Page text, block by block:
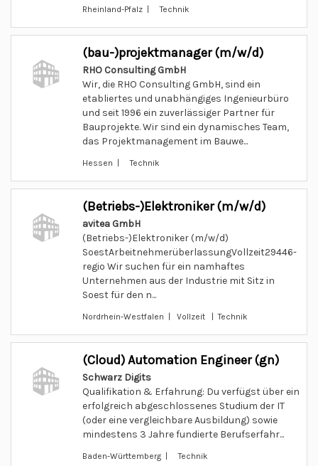
Rheinland-Pfalz | Technik
(bau-)projektmanager (m/w/d)
RHO Consulting GmbH
Wir, die RHO Consulting GmbH, sind ein
etabliertes und unabhängiges Ingenieurbüro
und seit 1996 ein zuverlässiger Partner für
Bauprojekte. Wir sind ein dynamisches Team,
das Projektmanagement im Bauwe...
Hessen | Technik
(Betriebs-)Elektroniker (m/w/d)
avitea GmbH
(Betriebs-)Elektroniker (m/w/d)
SoestArbeitnehmerüberlassungVollzeit29446-
regio Wir suchen für ein namhaftes
Unternehmen aus der Industrie mit Sitz in
Soest für den n...
Nordrhein-Westfalen | Vollzeit | Technik
(Cloud) Automation Engineer (gn)
Schwarz Digits
Qualifikation & Erfahrung: Du verfügst über ein
erfolgreich abgeschlossenes Studium der IT
(oder eine vergleichbare Ausbildung) sowie
mindestens 3 Jahre fundierte Berufserfahr...
Baden-Württemberg | Technik